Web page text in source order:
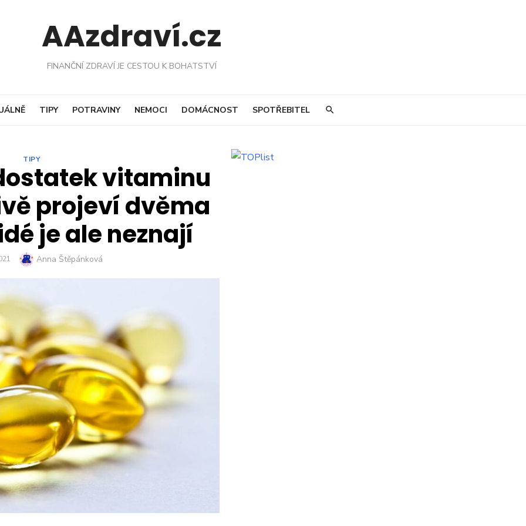
AAzdraví.cz
FINANČNÍ ZDRAVÍ JE CESTOU K BOHATSTVÍ
TIPY POTRAVINY NEMOCI DOMÁCNOST SPOTŘEBITEL
TIPY
vitaminu
projeví dvěma
je ale neznají
Author
Anna Štěpánková